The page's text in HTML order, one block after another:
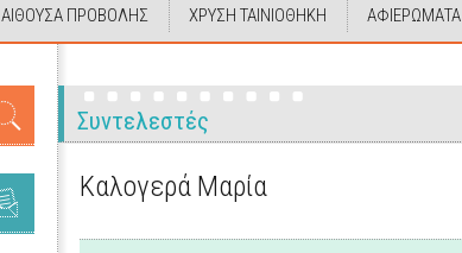
ΑΙΘΟΥΣΑ ΠΡΟΒΟΛΗΣ ΧΡΥΣΗ ΤΑΙΝΙΟΘΗΚΗ ΑΦΙΕΡΩΜΑΤΑ
Συντελεστές
Καλογερά Μαρία